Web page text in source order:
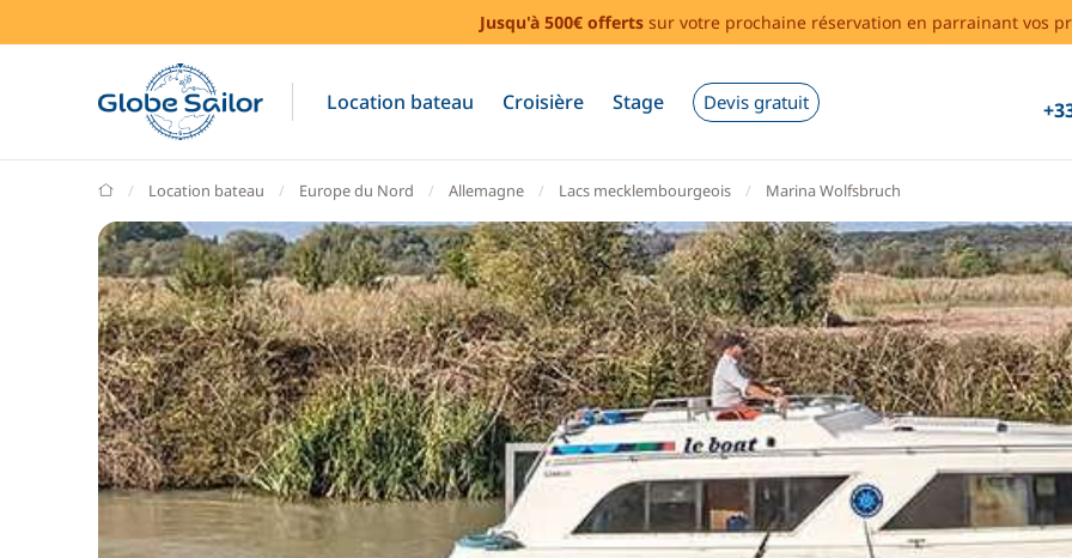
Jusqu'à 500€ offerts sur votre prochaine réservation en parrainant vos
Location bateau Croisière Stage Devis gratuit
GlobeSailor
Location bateau Europe du Nord Allemagne Lacs mecklembourgeois Marina Wolfsbruch